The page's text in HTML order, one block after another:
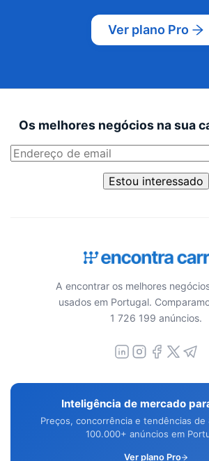
Ver plano Pro
Os melhores negócios na sua
Estou interessado
A encontrar os melhores
usados em Portugal.
1 726 199 anúncios.
Inteligência de mercado
Preços, concorrência e tendências
100.000+ anúncios em
Ver plano Pro